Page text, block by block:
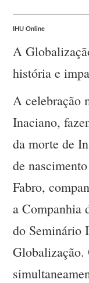
IHU Online
A
história e
A celebração
Inaciano,
da morte de
de
Fabro,
a Companhia
do Seminário
Globalização.